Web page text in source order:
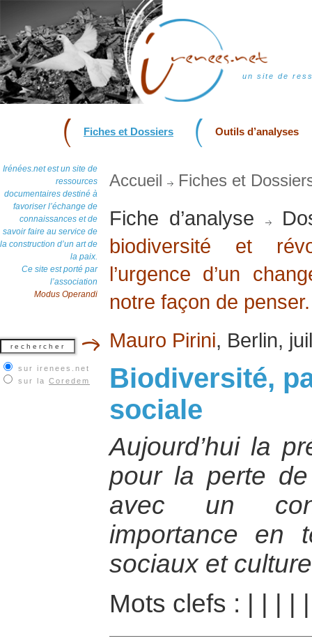
un site de
Fiches et Dossiers Outils d’analyses
Irénées.net est un site de
ressources
documentaires destiné à
favoriser l’échange de
connaissances et de
savoir faire au service de
la construction d’un art de
la paix.
Ce site est porté par
l’association
Modus Operandi
sur irenees.net
sur la Coredem
Accueil Fiches et
Fiche d’analyse
biodiversité et
l’urgence d’un
notre façon de penser.
Mauro Pirini, Berlin,
Biodiversité,
sociale
Aujourd’hui la
pour la perte
avec un
importance en
sociaux et
Mots clefs :